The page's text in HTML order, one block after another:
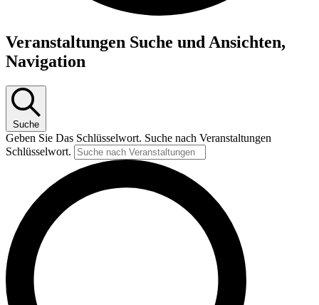
Veranstaltungen Suche und Ansichten,
Navigation
Suche
Geben Sie Das Schlüsselwort. Suche nach Veranstaltungen
Schlüsselwort.